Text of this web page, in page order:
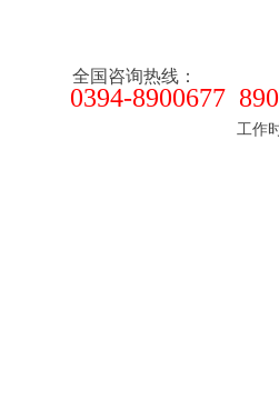
全国咨询热线：
0394-8900677
工作